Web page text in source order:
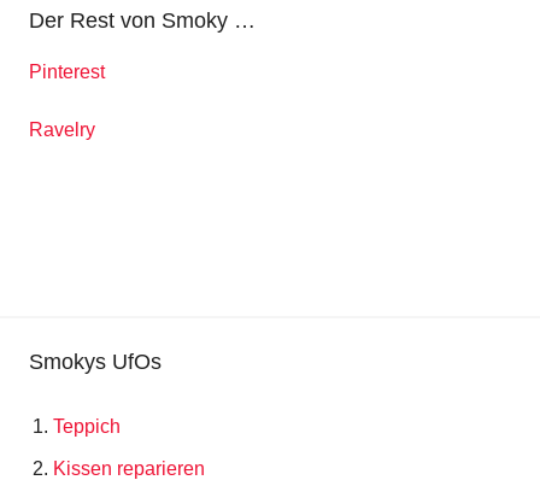
Der Rest von Smoky …
Pinterest
Ravelry
Smokys UfOs
Teppich
Kissen reparieren